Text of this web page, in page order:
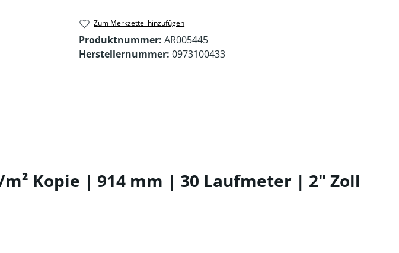
Zum Merkzettel hinzufügen
Produktnummer: AR005445
Herstellernummer: 0973100433
Kopie | 914 mm | 30 Laufmeter | 2" Zoll